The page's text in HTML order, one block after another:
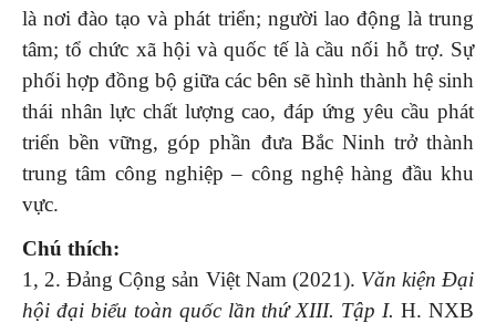
là nơi đào tạo và phát triển; người lao động là trung
tâm; tổ chức xã hội và quốc tế là cầu nối hỗ trợ. Sự
phối hợp đồng bộ giữa các bên sẽ hình thành hệ sinh
thái nhân lực chất lượng cao, đáp ứng yêu cầu phát
triển bền vững, góp phần đưa Bắc Ninh trở thành
trung tâm công nghiệp – công nghệ hàng đầu khu
vực.
Chú thích:
1, 2. Đảng Cộng sản Việt Nam (2021). Văn kiện Đại
hội đại biểu toàn quốc lần thứ XIII. Tập I. H. NXB